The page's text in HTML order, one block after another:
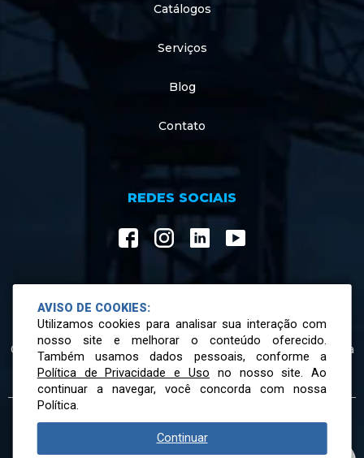
Catálogos
Serviços
Blog
Contato
REDES SOCIAIS
ATENDIMENTO
07h30 às 12h00 e 13h00 às 17h18 de segunda a sexta-feira
AVISO DE COOKIES:
Utilizamos cookies para analisar sua interação com
nosso site e melhorar o conteúdo oferecido.
Também usamos dados pessoais, conforme a
Política de Privacidade e Uso no nosso site. Ao
continuar a navegar, você concorda com nossa
Política.
Continuar